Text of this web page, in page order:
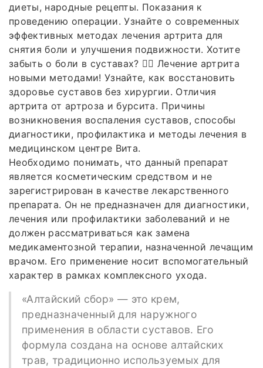
диеты, народные рецепты. Показания к
проведению операции. Узнайте о современных
эффективных методах лечения артрита для
снятия боли и улучшения подвижности. Хотите
забыть о боли в суставах? 🏃‍♂️ Лечение артрита
новыми методами! Узнайте, как восстановить
здоровье суставов без хирургии. Отличия
артрита от артроза и бурсита. Причины
возникновения воспаления суставов, способы
диагностики, профилактика и методы лечения в
медицинском центре Вита.
Необходимо понимать, что данный препарат
является косметическим средством и не
зарегистрирован в качестве лекарственного
препарата. Он не предназначен для диагностики,
лечения или профилактики заболеваний и не
должен рассматриваться как замена
медикаментозной терапии, назначенной лечащим
врачом. Его применение носит вспомогательный
характер в рамках комплексного ухода.
«Алтайский сбор» — это крем,
предназначенный для наружного
применения в области суставов. Его
формула создана на основе алтайских
трав, традиционно используемых для